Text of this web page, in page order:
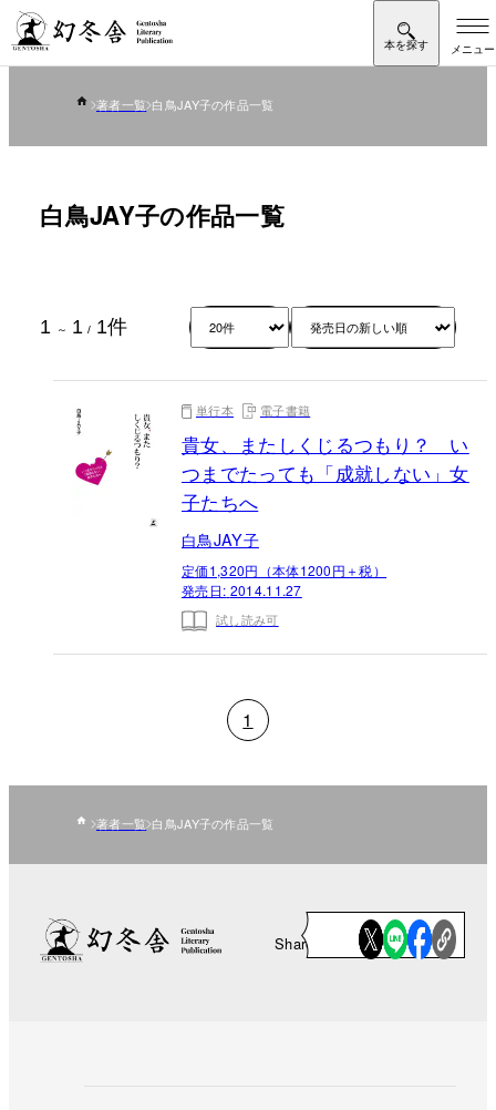
著者一覧 白鳥JAY子の作品一覧
白鳥JAY子の作品一覧
1 ～ 1 / 1件
単行本 電子書籍
貴女、またしくじるつもり？ い
つまでたっても「成就しない」女
子たちへ
白鳥JAY子
定価1,320円（本体1200円＋税）
発売日: 2014.11.27
試し読み可
1
著者一覧 白鳥JAY子の作品一覧
Share